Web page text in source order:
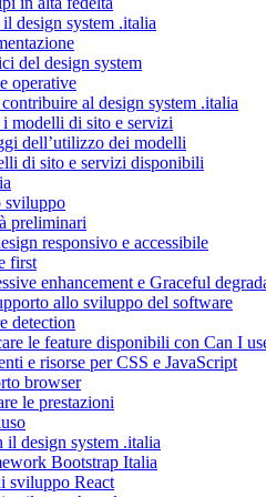
design system .italia
del design system
operative
al design system .italia
modelli di sito e servizi
dell’utilizzo dei modelli
di sito e servizi disponibili
sviluppo
preliminari
responsivo e accessibile
first
enhancement e Graceful
allo sviluppo del software
detection
le feature disponibili con Can I
e risorse per CSS e JavaScript
browser
le prestazioni
il design system .italia
Bootstrap Italia
sviluppo React